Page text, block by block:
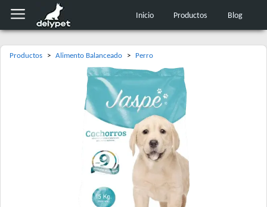
Inicio Productos Blog
Productos > Alimento Balanceado > Perro